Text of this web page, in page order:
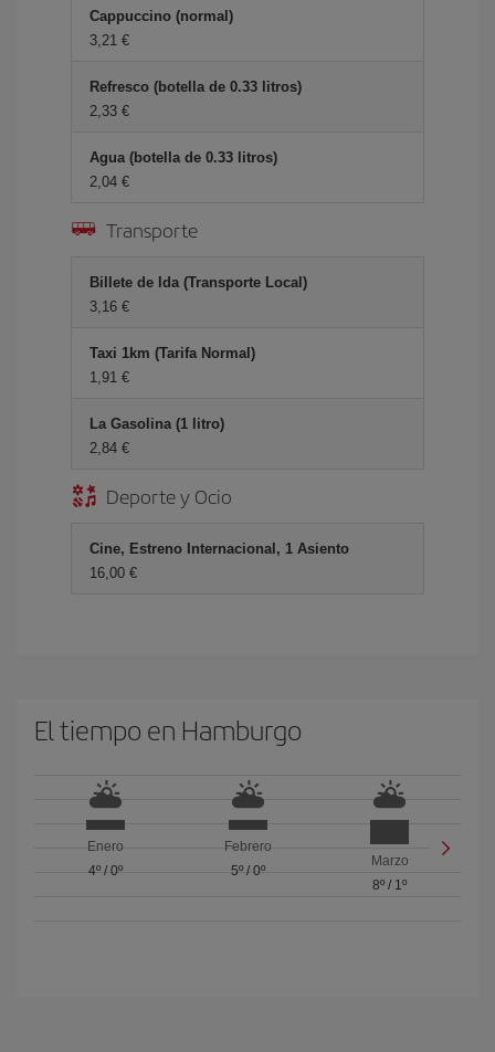
Cappuccino (normal)
3,21 €
Refresco (botella de 0.33 litros)
2,33 €
Agua (botella de 0.33 litros)
2,04 €
Transporte
Billete de Ida (Transporte Local)
3,16 €
Taxi 1km (Tarifa Normal)
1,91 €
La Gasolina (1 litro)
2,84 €
Deporte y Ocio
Cine, Estreno Internacional, 1 Asiento
16,00 €
El tiempo en Hamburgo
Enero
4º/ 0º
Febrero
5º/ 0º
Marzo
8º / 1º